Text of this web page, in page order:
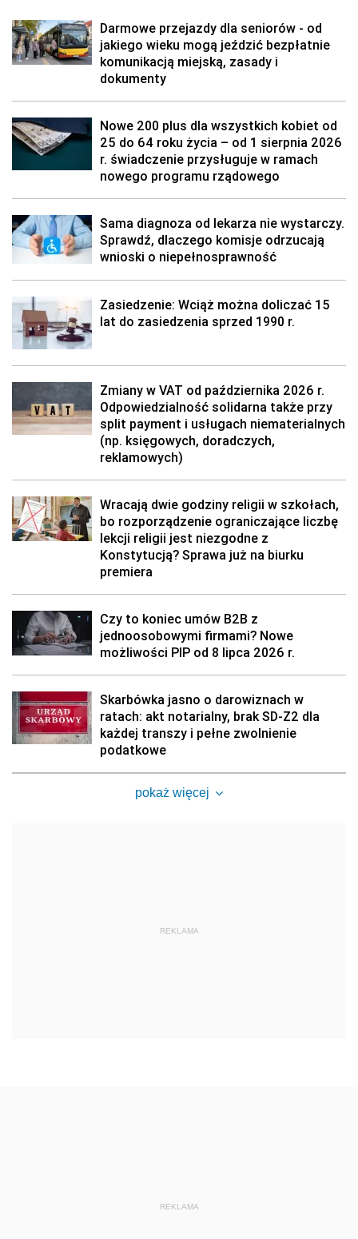
Darmowe przejazdy dla seniorów - od
jakiego wieku mogą jeździć bezpłatnie
komunikacją miejską, zasady i
dokumenty
Nowe 200 plus dla wszystkich kobiet od
25 do 64 roku życia – od 1 sierpnia 2026
r. świadczenie przysługuje w ramach
nowego programu rządowego
Sama diagnoza od lekarza nie wystarczy.
Sprawdź, dlaczego komisje odrzucają
wnioski o niepełnosprawność
Zasiedzenie: Wciąż można doliczać 15
lat do zasiedzenia sprzed 1990 r.
Zmiany w VAT od października 2026 r.
Odpowiedzialność solidarna także przy
split payment i usługach niematerialnych
(np. księgowych, doradczych,
reklamowych)
Wracają dwie godziny religii w szkołach,
bo rozporządzenie ograniczające liczbę
lekcji religii jest niezgodne z
Konstytucją? Sprawa już na biurku
premiera
Czy to koniec umów B2B z
jednoosobowymi firmami? Nowe
możliwości PIP od 8 lipca 2026 r.
Skarbówka jasno o darowiznach w
ratach: akt notarialny, brak SD-Z2 dla
każdej transzy i pełne zwolnienie
podatkowe
pokaż więcej
REKLAMA
REKLAMA